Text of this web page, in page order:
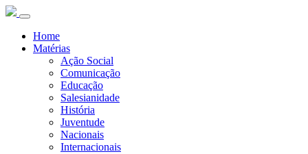
Home
Matérias
Ação Social
Comunicação
Educação
Salesianidade
História
Juventude
Nacionais
Internacionais